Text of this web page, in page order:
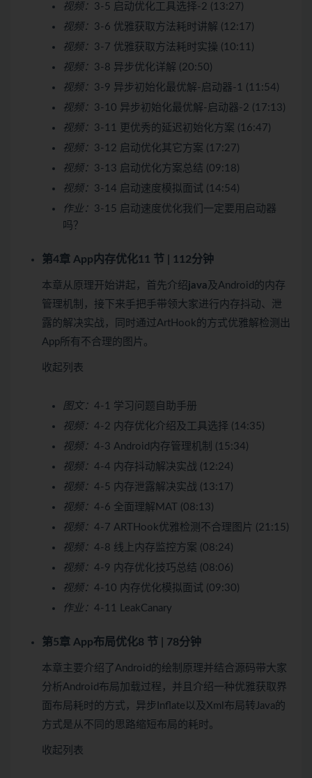
视频： 3-5 启动优化工具选择-2 (13:27)
视频： 3-6 优雅获取方法耗时讲解 (12:17)
视频： 3-7 优雅获取方法耗时实操 (10:11)
视频： 3-8 异步优化详解 (20:50)
视频： 3-9 异步初始化最优解-启动器-1 (11:54)
视频： 3-10 异步初始化最优解-启动器-2 (17:13)
视频： 3-11 更优秀的延迟初始化方案 (16:47)
视频： 3-12 启动优化其它方案 (17:27)
视频： 3-13 启动优化方案总结 (09:18)
视频： 3-14 启动速度模拟面试 (14:54)
作业： 3-15 启动速度优化我们一定要用启动器
吗？
第4章 App内存优化11 节 | 112分钟
本章从原理开始讲起，首先介绍java 及Android的内存
管理机制，接下来手把手带领大家进行内存抖动、泄
露的解决实战，同时通过ArtHook的方式优雅解检测出
App所有不合理的图片。
收起列表
图文： 4-1 学习问题自助手册
视频： 4-2 内存优化介绍及工具选择 (14:35)
视频： 4-3 Android内存管理机制 (15:34)
视频： 4-4 内存抖动解决实战 (12:24)
视频： 4-5 内存泄露解决实战 (13:17)
视频： 4-6 全面理解MAT (08:13)
视频： 4-7 ARTHook优雅检测不合理图片 (21:15)
视频： 4-8 线上内存监控方案 (08:24)
视频： 4-9 内存优化技巧总结 (08:06)
视频： 4-10 内存优化模拟面试 (09:30)
作业： 4-11 LeakCanary
第5章 App布局优化8 节 | 78分钟
本章主要介绍了Android的绘制原理并结合源码带大家
分析Android布局加载过程，并且介绍一种优雅获取界
面布局耗时的方式，异步Inflate以及Xml布局转Java的
方式是从不同的思路缩短布局的耗时。
收起列表